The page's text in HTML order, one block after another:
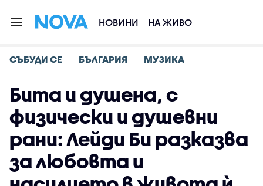
НОВИНИ НА ЖИВО
СЪБУДИ СЕ БЪЛГАРИЯ МУЗИКА
Бита и душена, с
физически и душевни
рани: Лейди Би разказва
за любовта и